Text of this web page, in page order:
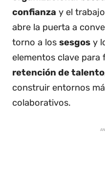
confianza y el
abre la puerta a
torno a los sesgos y
elementos clave para
retención de talento
construir entornos
colaborativos.